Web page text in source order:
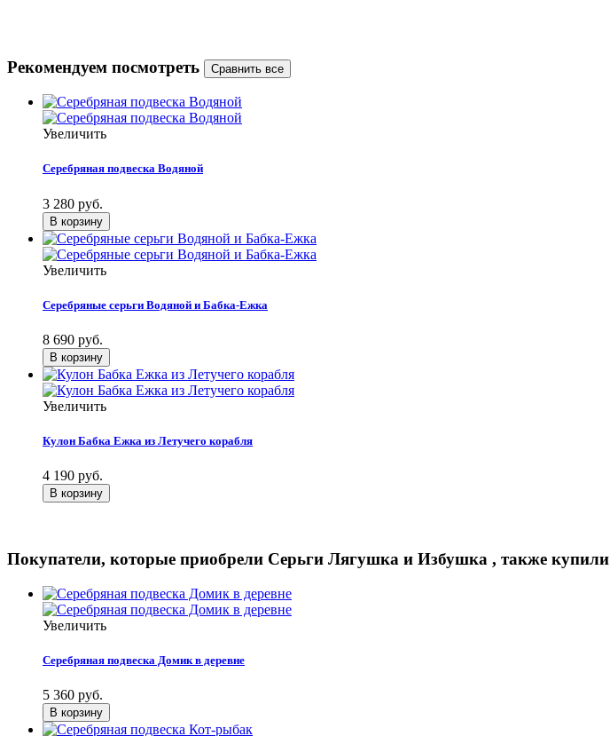
Рекомендуем посмотреть
Увеличить
Серебряная подвеска Водяной
3 280 руб.
Увеличить
Серебряные серьги Водяной и Бабка-Ежка
8 690 руб.
Увеличить
Кулон Бабка Ежка из Летучего корабля
4 190 руб.
Покупатели, которые приобрели Серьги Лягушка и Избушка , также купили
Увеличить
Серебряная подвеска Домик в деревне
5 360 руб.